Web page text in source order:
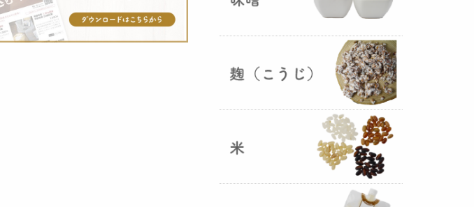
山形さくらんぼ甘酒ゼリー発売
山形のさくらんぼをペーストにし
て、当店の生甘酒と合わせフレッ
シュな酸味の効いたさくらんぼ甘
が出来まし